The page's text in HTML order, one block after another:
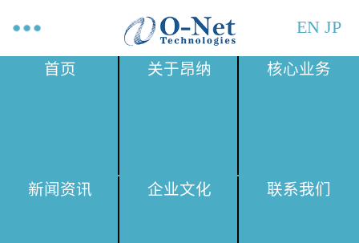
EN JP
首页 关于昂纳 核心业务
新闻资讯 企业文化 联系我们